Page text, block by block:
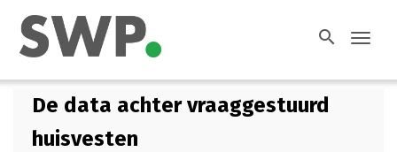
search
De data achter vraaggestuurd
huisvesten